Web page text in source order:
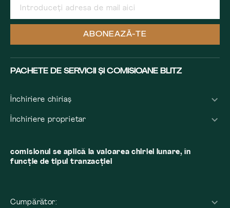
ABONEAZĂ-TE
PACHETE DE SERVICII ȘI COMISIOANE BLITZ
Închiriere chiriaș
Închiriere proprietar
comisionul se aplică la valoarea chiriei lunare, în
funcție de tipul tranzacției
Cumpărător: